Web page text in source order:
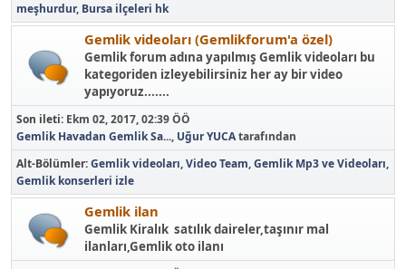
meşhurdur Bursa ilçeleri hk
Gemlik videoları (Gemlikforum'a özel)
Gemlik forum adına yapılmış Gemlik videoları bu
kategoriden izleyebilirsiniz her ay bir video
yapıyoruz.......
Son ileti: Ekm 02, 2017, 02:39 ÖÖ
Gemlik Havadan Gemlik Sa..., Uğur YUCAtarafından
Alt-Bölümler Gemlik videoları Video Team Gemlik Mp3 ve Videoları
Gemlik konserleri izle
Gemlik ilan
Gemlik Kiralık satılık daireler,taşınır mal
ilanları,Gemlik oto ilanı